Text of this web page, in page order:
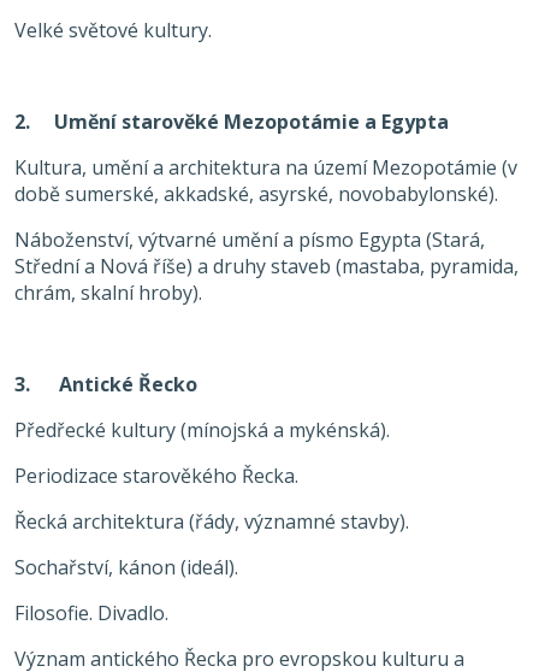
Velké světové kultury.
2. Umění starověké Mezopotámie a Egypta
Kultura, umění a architektura na území Mezopotámie (v
době sumerské, akkadské, asyrské, novobabylonské).
Náboženství, výtvarné umění a písmo Egypta (Stará,
Střední a Nová říše) a druhy staveb (mastaba, pyramida,
chrám, skalní hroby).
3. Antické Řecko
Předřecké kultury (mínojská a mykénská).
Periodizace starověkého Řecka.
Řecká architektura (řády, významné stavby).
Sochařství, kánon (ideál).
Filosofie. Divadlo.
Význam antického Řecka pro evropskou kulturu a